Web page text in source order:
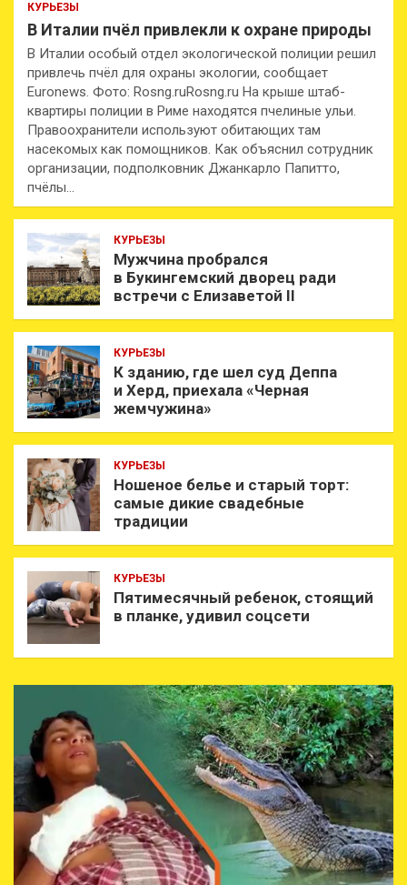
КУРЬЕЗЫ
В Италии пчёл привлекли к охране природы
В Италии особый отдел экологической полиции решил
привлечь пчёл для охраны экологии, сообщает
Euronews. Фото: Rosng.ruRosng.ru На крыше штаб-
квартиры полиции в Риме находятся пчелиные ульи.
Правоохранители используют обитающих там
насекомых как помощников. Как объяснил сотрудник
организации, подполковник Джанкарло Папитто,
пчёлы…
КУРЬЕЗЫ
Мужчина пробрался
в Букингемский дворец ради
встречи с Елизаветой II
КУРЬЕЗЫ
К зданию, где шел суд Деппа
и Херд, приехала «Черная
жемчужина»
КУРЬЕЗЫ
Ношеное белье и старый торт:
самые дикие свадебные
традиции
КУРЬЕЗЫ
Пятимесячный ребенок, стоящий
в планке, удивил соцсети